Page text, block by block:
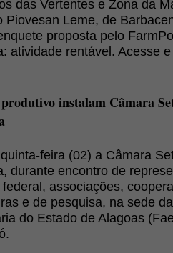
das Vertentes e Zona da
Piovesan Leme, de
proposta pelo
atividade rentável. Acesse
instalam Câmara
feira (02) a Câmara
durante encontro de
associações,
e de pesquisa, na sede
do Estado de Alagoas